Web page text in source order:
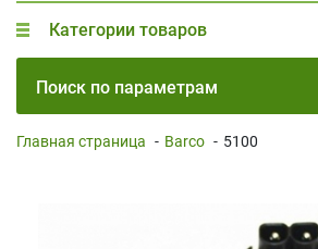
Категории товаров
Поиск по параметрам
Главная страница - Barco - 5100